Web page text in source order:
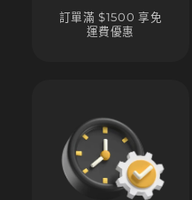
訂單滿 $1500 享免
運費優惠